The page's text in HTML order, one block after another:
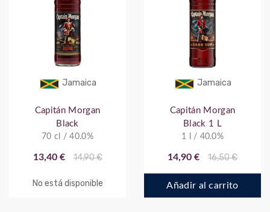
Jamaica
Capitán Morgan
Black
70 cl / 40.0%
13,40 € 14,90 €
No está disponible
Jamaica
Capitán Morgan
Black 1 L
1 l / 40.0%
14,90 € 16,50 €
Añadir al carrito